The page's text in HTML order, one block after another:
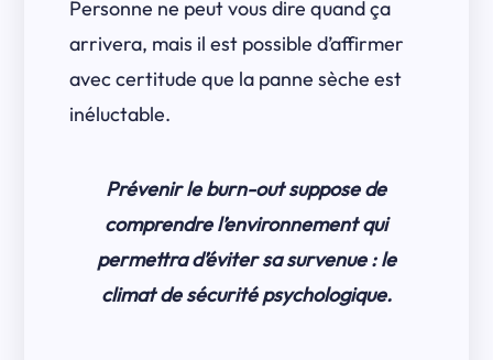
Personne ne peut vous dire quand ça
arrivera, mais il est possible d’affirmer
avec certitude que la panne sèche est
inéluctable.
Prévenir le burn-out suppose de
comprendre l’environnement qui
permettra d’éviter sa survenue : le
climat de sécurité psychologique.